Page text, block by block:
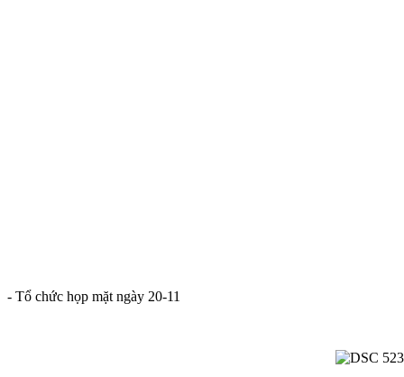
- Tổ chức họp mặt ngày 20-11